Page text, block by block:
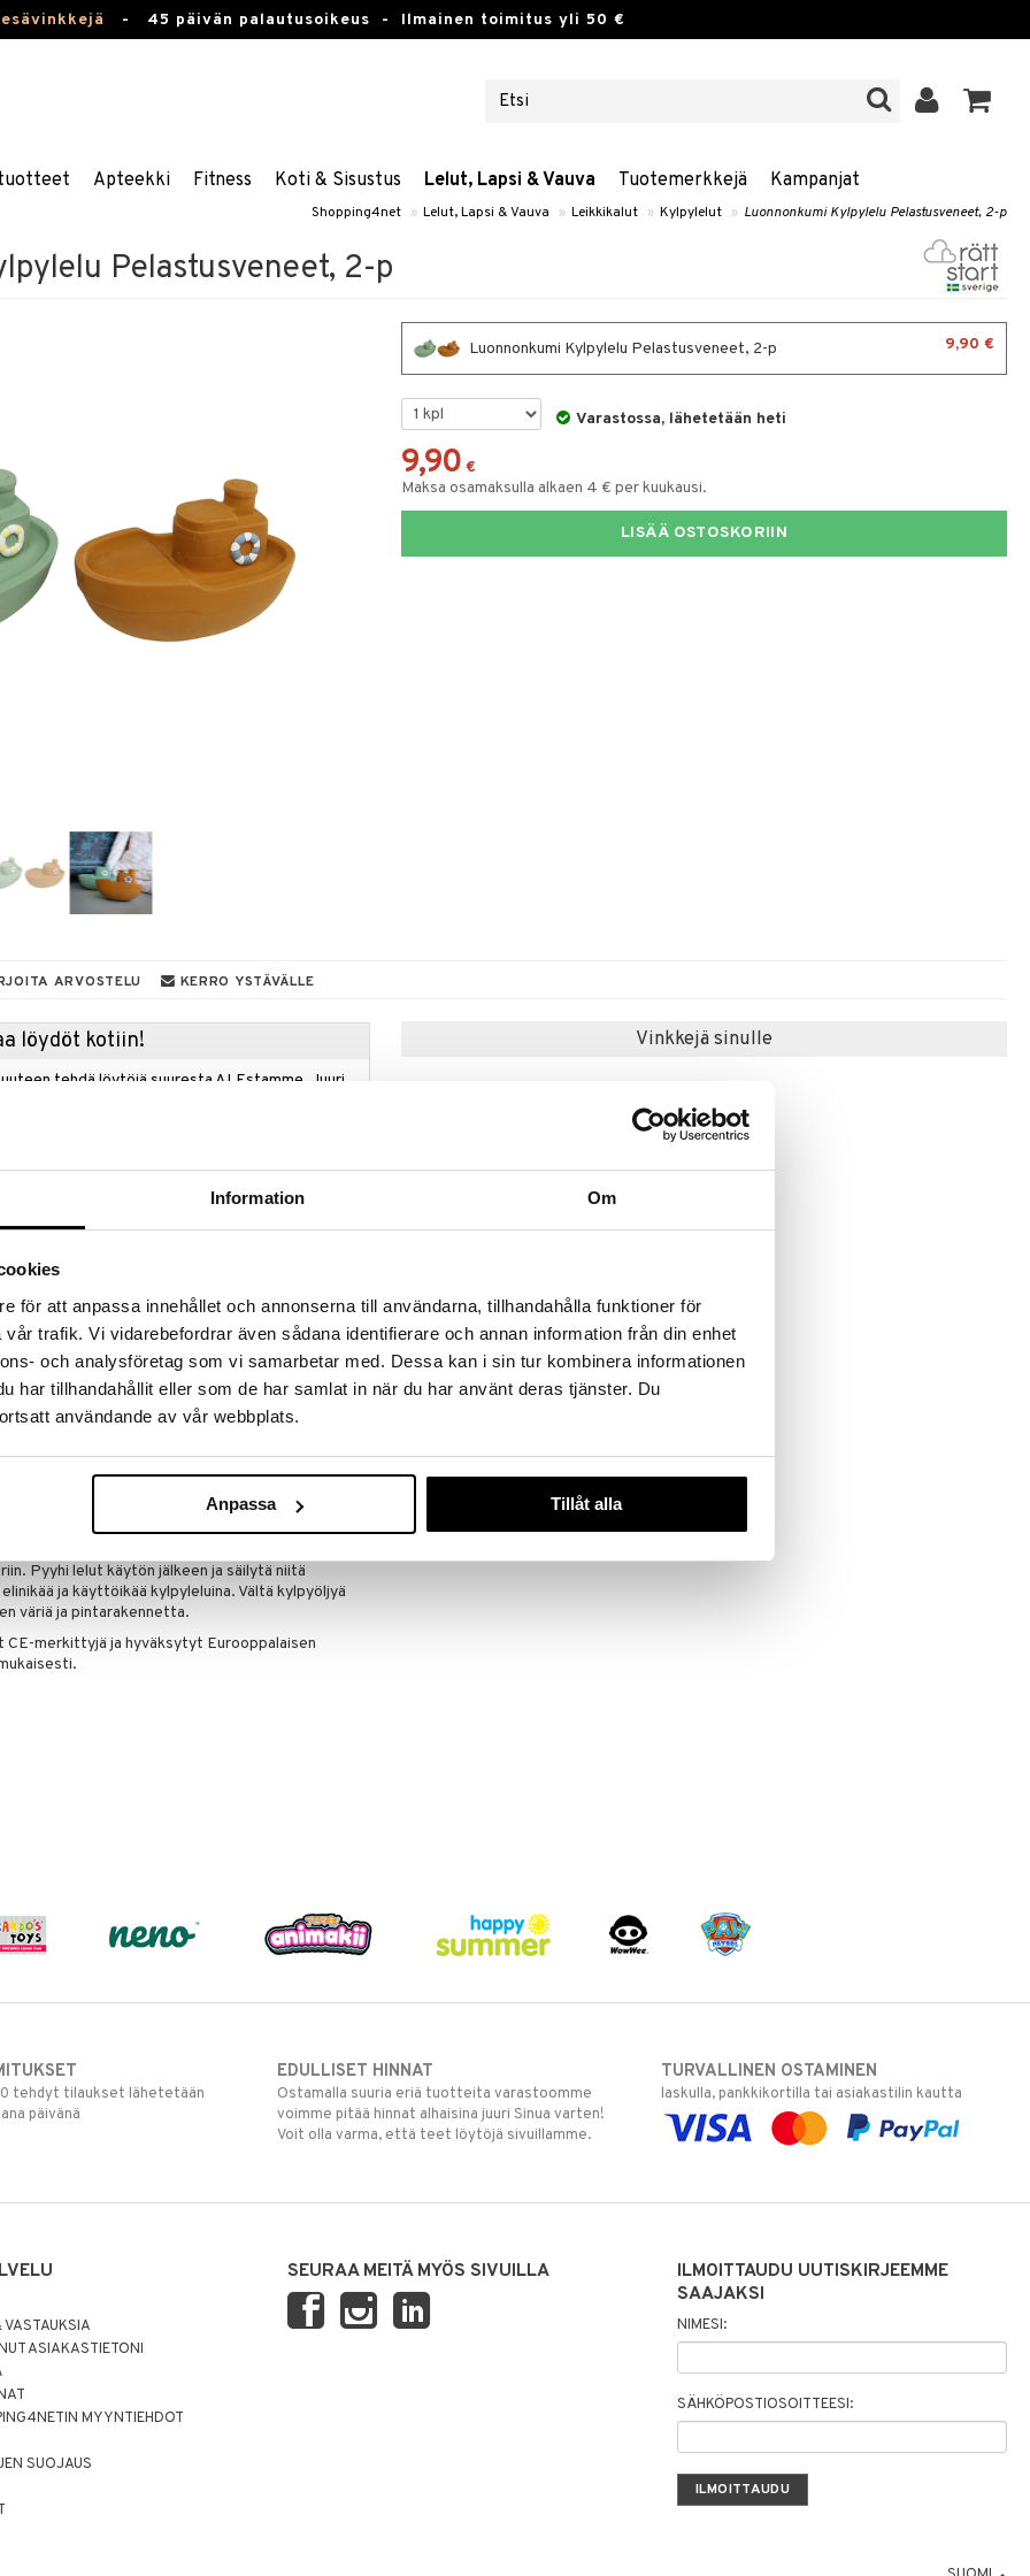
Information Om
för att anpassa innehållet och annonserna till användarna, tillhandahålla funktioner för
trafik. Vi vidarebefordrar även sådana identifierare och annan information från din enhet
och analysföretag som vi samarbetar med. Dessa kan i sin tur kombinera informationen
har tillhandahållit eller som de har samlat in när du har använt deras tjänster. Du
användande av vår webbplats.
Anpassa Tillåt alla
- 45 päivän palautusoikeus - Ilmainen toimitus yli 50 €
Apteekki Fitness Koti & Sisustus Lelut, Lapsi & Vauva Tuotemerkkejä Kampanjat
Shopping4net » Lelut, Lapsi & Vauva » Leikkikalut » Kylpylelut » Luonnonkumi Kylpylelu Pelastusveneet, 2-p
Pelastusveneet, 2-p
Luonnonkumi Kylpylelu Pelastusveneet, 2-p 9,90 €
Varastossa, lähetetään heti
9,90 €
Maksa osamaksulla alkaen 4 € per kuukausi.
LISÄÄ OSTOSKORIIN
ARVOSTELU KERRO YSTÄVÄLLE
löydöt kotiin!
tehdä löytöjä suuresta ALEstamme. Juuri
voivat päästä loppumaan!
ale-löydöt »
löytöä? Outletistamme löydät runsaasti
tilaisuus tehdä löytöjä, kun
varastoa riittää!
flataatteja. lelut ovat reiättömiä, joten niihin ei
on luonnon materiaali, jonka voi kierrättää, ja
Pyyhi lelut käytön jälkeen ja säilytä niitä
ja käyttöikää kylpyleluina. Vältä kylpyöljyä
väriä ja pintarakennetta.
merkittyjä ja hyväksytyt Eurooppalaisen
Vinkkejä sinulle
Luonnonkumi Kylpylelu
Julkiset Bussit, 2-p
RÄTT START
9,90 €
tehdyt tilaukset lähetetään
päivänä
EDULLISET HINNAT
Ostamalla suuria eriä tuotteita varastoomme
voimme pitää hinnat alhaisina juuri Sinua varten!
Voit olla varma, että teet löytöjä sivuillamme.
TURVALLINEN OSTAMINEN
laskulla, pankkikortilla tai asiakastilin kautta
ASIAKASTIETONI
MYYNTIEHDOT
SUOJAUS
SEURAA MEITÄ MYÖS SIVUILLA
ILMOITTAUDU UUTISKIRJEEMME
SAAJAKSI
NIMESI:
SÄHKÖPOSTIOSOITTEESI: